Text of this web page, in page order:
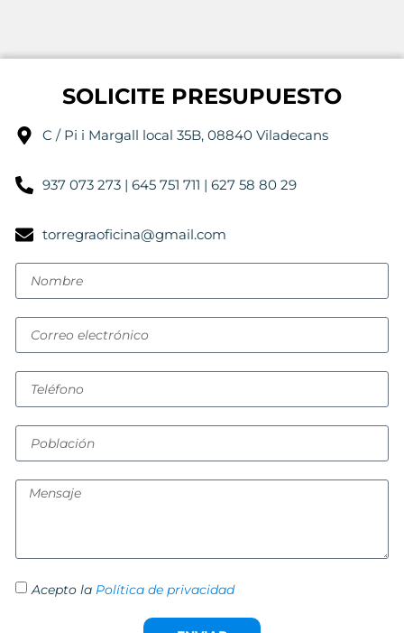
SOLICITE PRESUPUESTO
C / Pi i Margall local 35B, 08840 Viladecans
937 073 273 | 645 751 711 | 627 58 80 29
torregraoficina@gmail.com
Acepto la Política de privacidad